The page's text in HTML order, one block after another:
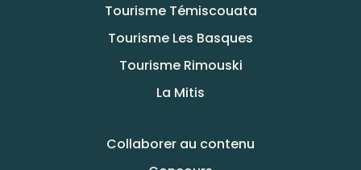
Tourisme Témiscouata
Tourisme Les Basques
Tourisme Rimouski
La Mitis
Collaborer au contenu